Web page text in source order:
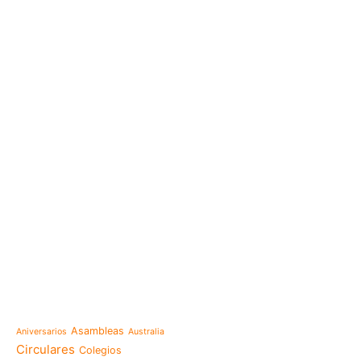
Aniversarios Asambleas Australia
Circulares Colegios